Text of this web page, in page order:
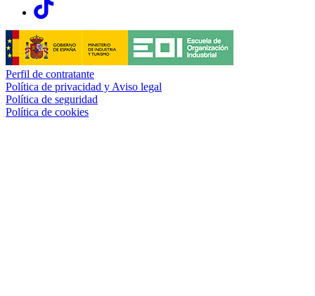
Perfil de contratante
Política de privacidad y Aviso legal
Política de seguridad
Política de cookies